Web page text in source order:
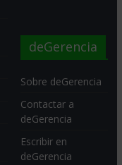
deGerencia
Sobre deGerencia
Contactar a
deGerencia
Escribir en
deGerencia